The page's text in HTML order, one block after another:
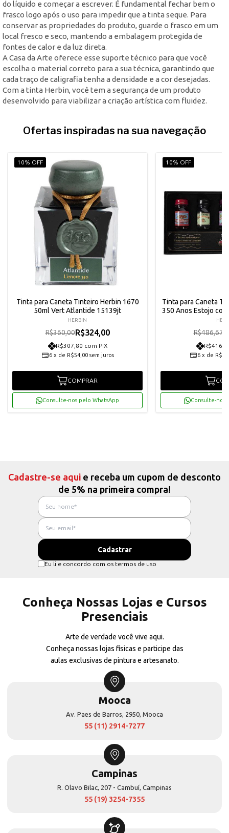
do líquido e começar a escrever. É fundamental fechar bem o
frasco logo após o uso para impedir que a tinta seque. Para
conservar as propriedades do produto, guarde o frasco em um
local fresco e seco, mantendo a embalagem protegida de
fontes de calor e da luz direta.
A Casa da Arte oferece esse suporte técnico para que você
escolha o material correto para a sua técnica, garantindo que
cada traço de caligrafia tenha a densidade e a cor desejadas.
Com a tinta Herbin, você tem a segurança de um produto
desenvolvido para viabilizar a criação artística com fluidez.
Ofertas inspiradas na sua navegação
10% OFF
Tinta para Caneta Tinteiro Herbin 1670
50ml Vert Atlantide 15139jt
HERBIN
R$360,00R$324,00
R$307,80 com PIX
6 x de R$54,00 sem juros
COMPRAR
Consulte-nos pelo WhatsApp
10% OFF
Tinta para Caneta
350 Anos Estojo
R$486,67
6 x de
Consulte-nos
Cadastre-se aqui e receba um cupom de desconto
de 5% na primeira compra!
Eu li e concordo com os termos de uso
Conheça Nossas Lojas e Cursos
Presenciais
Arte de verdade você vive aqui.
Conheça nossas lojas físicas e participe das
aulas exclusivas de pintura e artesanato.
Mooca
Av. Paes de Barros, 2950, Mooca
55 (11) 2914-7277
Campinas
R. Olavo Bilac, 207 - Cambuí, Campinas
55 (19) 3254-7355